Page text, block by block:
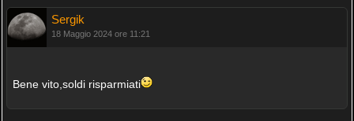
Sergik
18 Maggio 2024 ore 11:21
Bene vito,soldi risparmiati